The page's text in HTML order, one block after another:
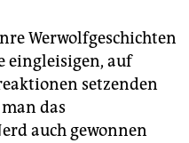
Werwolfgeschichten
eingleisigen, auf
setzenden
das
auch gewonnen